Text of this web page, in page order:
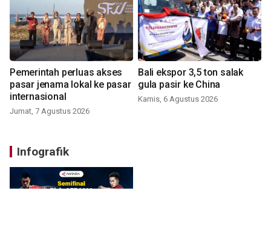
Pemerintah perluas akses
pasar jenama lokal ke pasar
internasional
Jumat, 7 Agustus 2026
Bali ekspor 3,5 ton salak
gula pasir ke China
Kamis, 6 Agustus 2026
Infografik